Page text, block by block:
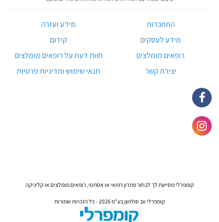
התחברות
מידע ועזרה
מידע לעסקים
קידום
רופאים מומלצים
חוות דעת על רופאים מומלצים
יצירת קשר
תנאי שימוש ומדיניות פרטיות
קומפרלי מסייעת לך לבחור פתרון רפואי או אסתטי, רופאים מומלצים או קליניקה
קומפרלי ווב סולושן בע"מ 2026 - כל הזכויות שמורות